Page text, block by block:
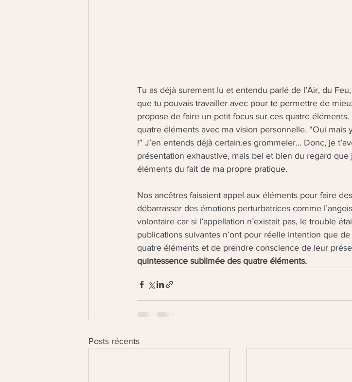
Tu as déjà surement lu et entendu parlé de l’Air, du
que tu pouvais travailler avec pour te permettre de
propose de faire un petit focus sur ces quatre
quatre éléments avec ma vision personnelle. “Oui mais
!” J’en entends déjà certain.es grommeler... Donc, je
présentation exhaustive, mais bel et bien du regard
éléments du fait de ma propre pratique.
Nos ancêtres faisaient appel aux éléments pour faire
débarrasser des émotions perturbatrices comme
volontaire car si l’appellation n’existait pas, le trouble
publications suivantes n’ont pour réelle intention que
quatre éléments et de prendre conscience de leur
quintessence sublimée des quatre éléments.
Posts récents